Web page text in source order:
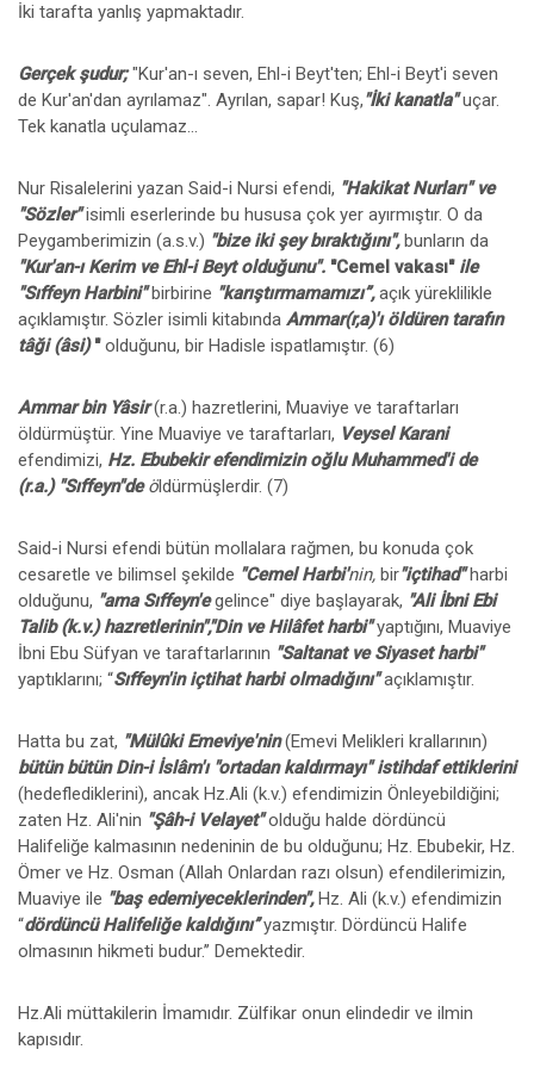
İki tarafta yanlış yapmaktadır.
Gerçek şudur;"Kur'an-ı seven, Ehl-i Beyt'ten; Ehl-i Beyt'i seven
de Kur'an'dan ayrılamaz". Ayrılan, sapar! Kuş,"İki kanatla"uçar.
Tek kanatla uçulamaz...
Nur Risalelerini yazan Said-i Nursi efendi, "Hakikat Nurları" ve
"Sözler"isimli eserlerinde bu hususa çok yer ayırmıştır. O da
Peygamberimizin (a.s.v.) "bize iki şey bıraktığını",bunların da
"Kur'an-ı Kerim ve Ehl-i Beyt olduğunu". "Cemel vakası" ile
"Sıffeyn Harbini"birbirine "karıştırmamamızı”,açık yüreklilikle
açıklamıştır. Sözler isimli kitabında Ammar(r,a)'ı öldüren tarafın
tâği (âsi)"olduğunu, bir Hadisle ispatlamıştır. (6)
Ammar bin Yâsir(r.a.) hazretlerini, Muaviye ve taraftarları
öldürmüştür. Yine Muaviye ve taraftarları, Veysel Karani
efendimizi, Hz. Ebubekir efendimizin oğlu Muhammed'i de
(r.a.) "Sıffeyn"de öldürmüşlerdir. (7)
Said-i Nursi efendi bütün mollalara rağmen, bu konuda çok
cesaretle ve bilimsel şekilde "Cemel Harbi'nin, bir"içtihad"harbi
olduğunu, "ama Sıffeyn'egelince" diye başlayarak, "Ali İbni Ebi
Talib (k.v.) hazretlerinin","Din ve Hilâfet harbi"yaptığını, Muaviye
İbni Ebu Süfyan ve taraftarlarının "Saltanat ve Siyaset harbi"
yaptıklarını; “Sıffeyn'in içtihat harbi olmadığını"açıklamıştır.
Hatta bu zat, "Mülûki Emeviye'nin(Emevi Melikleri krallarının)
bütün bütün Din-i İslâm'ı "ortadan kaldırmayı" istihdaf ettiklerini
(hedeflediklerini), ancak Hz.Ali (k.v.) efendimizin Önleyebildiğini;
zaten Hz. Ali'nin "Şâh-i Velayet"olduğu halde dördüncü
Halifeliğe kalmasının nedeninin de bu olduğunu; Hz. Ebubekir, Hz.
Ömer ve Hz. Osman (Allah Onlardan razı olsun) efendilerimizin,
Muaviye ile "baş edemiyeceklerinden",Hz. Ali (k.v.) efendimizin
“dördüncü Halifeliğe kaldığını’’yazmıştır. Dördüncü Halife
olmasının hikmeti budur.’’ Demektedir.
Hz.Ali müttakilerin İmamıdır. Zülfikar onun elindedir ve ilmin
kapısıdır.